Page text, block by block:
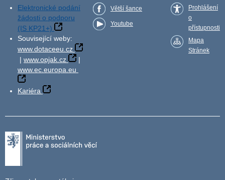
Elektronické podání
žádosti o podporu
(IS KP21+)
Související weby:
www.dotaceeu.cz
| www.opjak.cz
|
www.ec.europa.eu
Kariéra
Větší šance
Youtube
Prohlášení
o
přístupnosti
Mapa
Stránek